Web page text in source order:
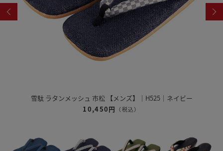
雪駄 奈良大和 緑茶染め 【レディース】｜R1162
12,320円 （税込）